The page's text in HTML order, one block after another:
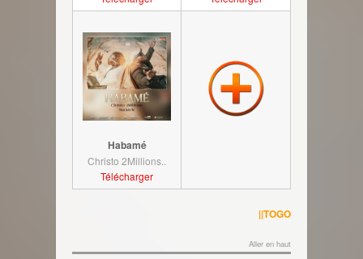
Habamé
Christo 2Millions..
Télécharger
||TOGO
Aller en haut